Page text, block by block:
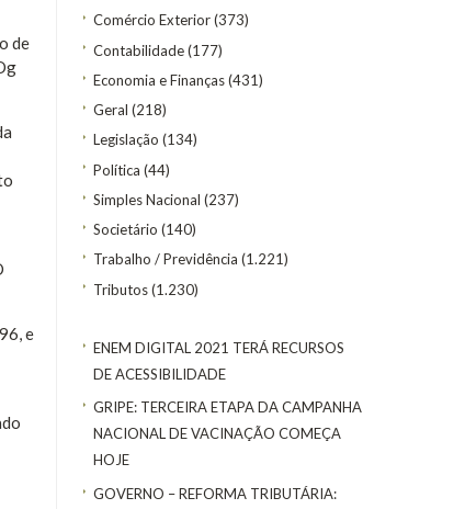
Comércio Exterior(373)
Contabilidade(177)
Economia e Finanças(431)
Geral (218)
Legislação (134)
Política (44)
Simples Nacional (237)
Societário (140)
Trabalho / Previdência (1.221)
Tributos(1.230)
ENEM DIGITAL 2021 TERÁ RECURSOS
DE ACESSIBILIDADE
GRIPE: TERCEIRA ETAPA DA CAMPANHA
NACIONAL DE VACINAÇÃO COMEÇA
HOJE
GOVERNO – REFORMA TRIBUTÁRIA:
de
e